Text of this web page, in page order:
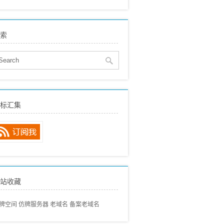
SEO(150)
营销
动态(89)
经验分享(97)
常见问题
外搜索引擎(46)
汇集
收藏
空间 仿牌服务器 老域名 备案老域名